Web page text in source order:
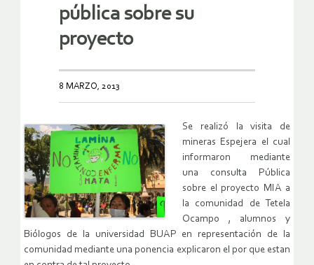
pública sobre su
proyecto
8 MARZO, 2013
Se realizó la visita de
mineras Espejera el cual
informaron mediante
una consulta Pública
sobre el proyecto MIA a
la comunidad de Tetela
Ocampo , alumnos y
Biólogos de la universidad BUAP en representación de la
comunidad mediante una ponencia explicaron el por que estan